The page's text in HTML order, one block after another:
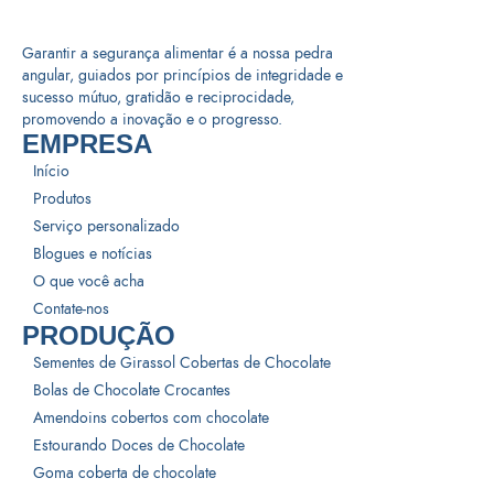
Garantir a segurança alimentar é a nossa pedra
angular, guiados por princípios de integridade e
sucesso mútuo, gratidão e reciprocidade,
promovendo a inovação e o progresso.
EMPRESA
Início
Produtos
Serviço personalizado
Blogues e notícias
O que você acha
Contate-nos
PRODUÇÃO
Sementes de Girassol Cobertas de Chocolate
Bolas de Chocolate Crocantes
Amendoins cobertos com chocolate
Estourando Doces de Chocolate
Goma coberta de chocolate